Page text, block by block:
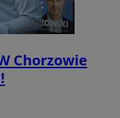
Chorzowie